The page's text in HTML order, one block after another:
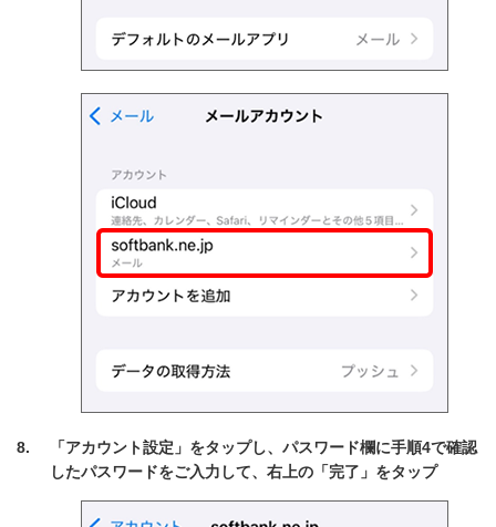
「アカウント設定」をタップし、パスワード欄に手順4で確認
したパスワードをご入力して、右上の「完了」をタップ